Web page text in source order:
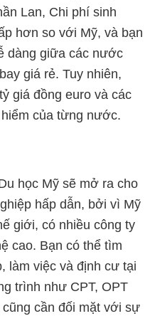
Lan, Chi phí sinh
hơn so với Mỹ, và bạn
dàng giữa các nước
giá rẻ. Tuy nhiên,
giá đồng euro và các
của từng nước.
học Mỹ sẽ mở ra cho
hấp dẫn, bởi vì Mỹ
giới, có nhiều công ty
cao. Bạn có thể tìm
làm việc và định cư tại
trình như CPT, OPT
cần đối mặt với sự